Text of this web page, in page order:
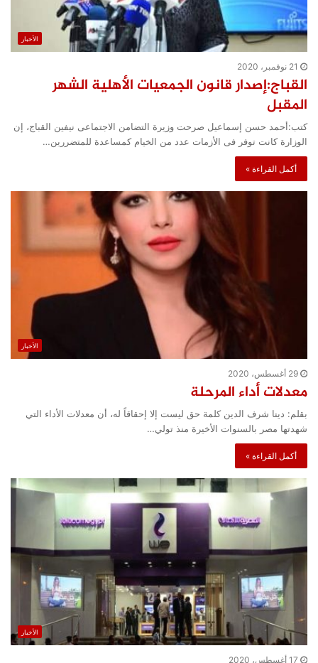
الأخبار
21 نوفمبر، 2020
القباج:إصدار قانون الجمعيات الأهلية الشهر
المقبل
كتب:أحمد حسن إسماعيل صرحت وزيرة التضامن الاجتماعى نيفين القباج، إن
الوزارة كانت توفر فى الأزمات عدد من الخيام كمساعدة للمتضررين…
أكمل القراءة »
الأخبار
29 أغسطس، 2020
معدلات أداء المرحلة
بقلم: دينا شرف الدين كلمة حق ليست إلا إحقاقاً له، أن معدلات الأداء التي
شهدتها مصر بالسنوات الأخيرة منذ تولي…
أكمل القراءة »
الأخبار
17 أغسطس، 2020